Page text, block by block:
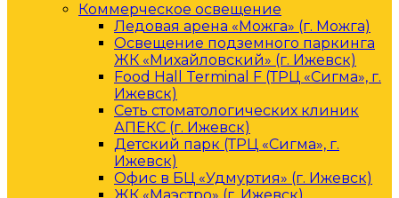
Коммерческое освещение
Ледовая арена «Можга» (г. Можга)
Освещение подземного паркинга
ЖК «Михайловский» (г. Ижевск)
Food Hall Terminal F (ТРЦ «Сигма», г.
Ижевск)
Сеть стоматологических клиник
АПЕКС (г. Ижевск)
Детский парк (ТРЦ «Сигма», г.
Ижевск)
Офис в БЦ «Удмуртия» (г. Ижевск)